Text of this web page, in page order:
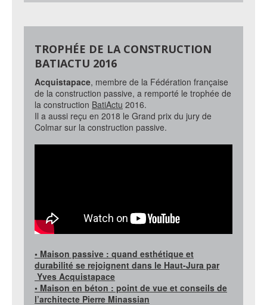
TROPHÉE DE LA CONSTRUCTION
BATIACTU 2016
Acquistapace, membre de la Fédération française
de la construction passive, a remporté le trophée de
la construction BatiActu 2016.
Il a aussi reçu en 2018 le Grand prix du jury de
Colmar sur la construction passive.
• Maison passive : quand esthétique et
durabilité se rejoignent dans le Haut-Jura par
Yves Acquistapace
• Maison en béton : point de vue et conseils de
l’architecte Pierre Minassian